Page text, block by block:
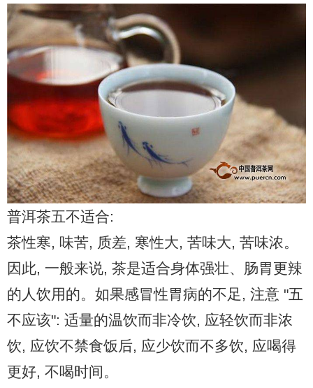
普洱茶五不适合:
茶性寒, 味苦, 质差, 寒性大, 苦味大, 苦味浓。
因此, 一般来说, 茶是适合身体强壮、肠胃更辣
的人饮用的。如果感冒性胃病的不足, 注意 "五
不应该": 适量的温饮而非冷饮, 应轻饮而非浓
饮, 应饮不禁食饭后, 应少饮而不多饮, 应喝得
更好, 不喝时间。